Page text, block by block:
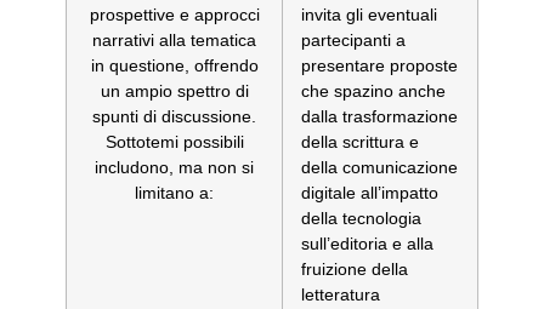
prospettive e approcci
narrativi alla tematica
in questione, offrendo
un ampio spettro di
spunti di discussione.
Sottotemi possibili
includono, ma non si
limitano a:
invita gli eventuali
partecipanti a
presentare proposte
che spazino anche
dalla trasformazione
della scrittura e
della comunicazione
digitale all’impatto
della tecnologia
sull’editoria e alla
fruizione della
letteratura